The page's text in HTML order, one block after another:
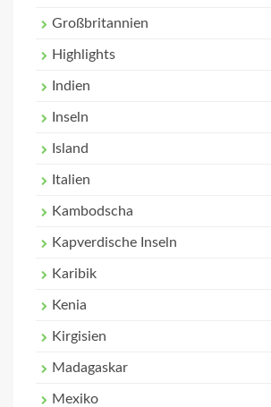
Großbritannien
Highlights
Indien
Inseln
Island
Italien
Kambodscha
Kapverdische Inseln
Karibik
Kenia
Kirgisien
Madagaskar
Mexiko